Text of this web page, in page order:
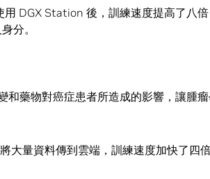
用 DGX Station 後，訓練速度提高了八
分。
和藥物對癌症患者所造成的影響，讓腫
大量資料傳到雲端，訓練速度加快了四